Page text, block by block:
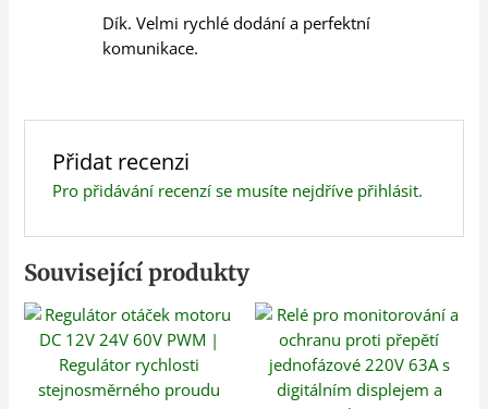
Dík. Velmi rychlé dodání a perfektní
komunikace.
Přidat recenzi
Pro přidávání recenzí se musíte nejdříve přihlásit.
Související produkty